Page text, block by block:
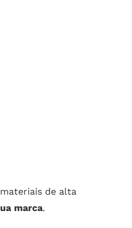
de alta
marca.